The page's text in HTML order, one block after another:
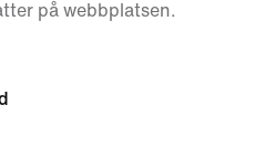
på webbplatsen.